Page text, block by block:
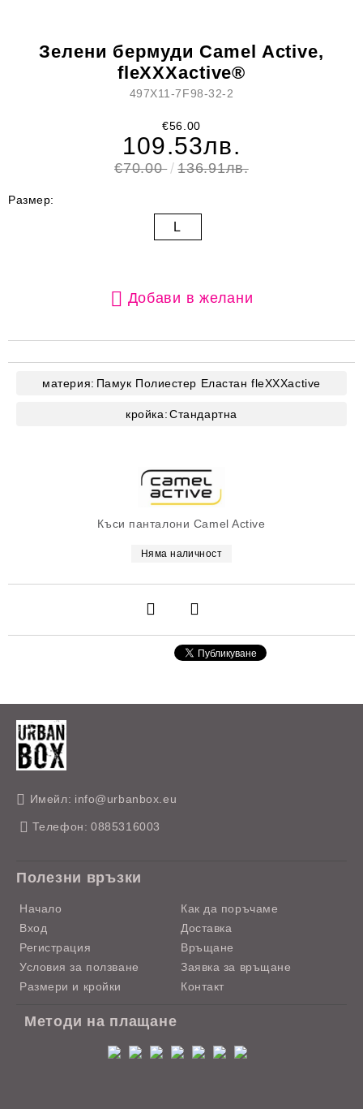
Къси панталони Camel Active
Няма наличност
Зелени бермуди Camel Active,
fleXXXactive®
497X11-7F98-32-2
€56.00
109.53лв.
€70.00 136.91лв.
Размер:
L
Добави в желани
материя: Памук Полиестер Еластан fleXXXactive
кройка:Стандартна
Имейл: info@urbanbox.eu
Телефон: 0885316003
Полезни връзки
Начало
Вход
Регистрация
Условия за ползване
Размери и кройки
Как да поръчаме
Доставка
Връщане
Заявка за връщане
Контакт
Методи на плащане